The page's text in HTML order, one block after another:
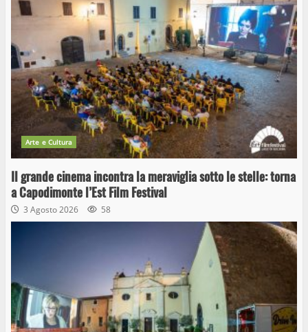
Arte e Cultura
Il grande cinema incontra la meraviglia sotto le stelle: torna
a Capodimonte l’Est Film Festival
3 Agosto 2026 58